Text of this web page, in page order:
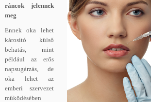
ráncok jelennek
meg
Ennek oka lehet
károsító külső
behatás, mint
például az erős
napsugárzás, de
oka lehet az
emberi szervezet
működésében